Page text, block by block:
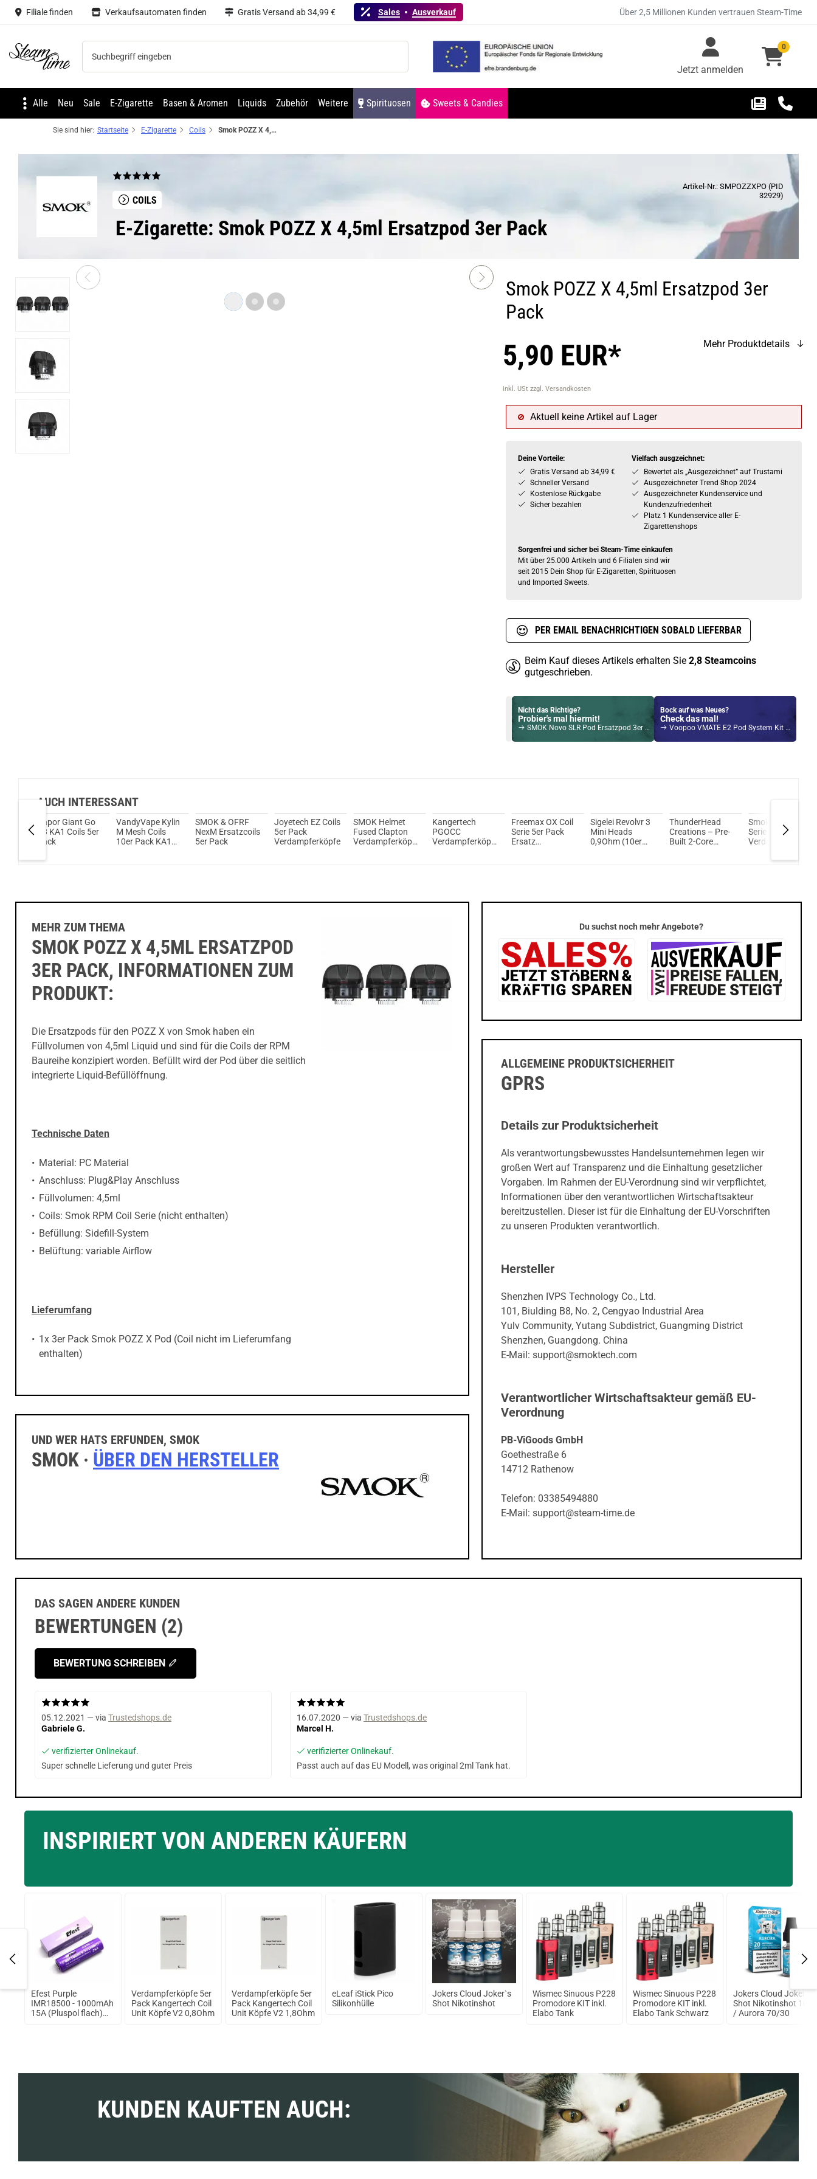
Filiale finden Verkaufsautomaten finden Gratis Versand ab 34,99 € Sales Ausverkauf Über 2,5 Millionen Kunden vertrauen Steam-Time
Steam time Jetzt anmelden
0
Alle Neu Sale E-Zigarette Basen & Aromen Liquids Zubehör Weitere Spirituosen Sweets & Candies
Sie sind hier: Startseite E-Zigarette Coils Smok POZZ X 4,5ml Ersatzpod 3er Pack
COILS
Artikel-Nr.: SMPOZZXPO (PID
32929)
E-Zigarette: Smok POZZ X 4,5ml Ersatzpod 3er Pack
Smok POZZ X 4,5ml Ersatzpod 3er
Pack
5,90 EUR*
inkl. USt zzgl. Versandkosten
Mehr Produktdetails
Aktuell keine Artikel auf Lager
Deine Vorteile:
Gratis Versand ab 34,99 €
Schneller Versand
Kostenlose Rückgabe
Sicher bezahlen
Vielfach ausgzeichnet:
Bewertet als „Ausgezeichnet” auf Trustami
Ausgezeichneter Trend Shop 2024
Ausgezeichneter Kundenservice und
Kundenzufriedenheit
Platz 1 Kundenservice aller E-
Zigarettenshops
Sorgenfrei und sicher bei Steam-Time einkaufen
Mit über 25.000 Artikeln und 6 Filialen sind wir
seit 2015 Dein Shop für E-Zigaretten, Spirituosen
und Imported Sweets.
PER EMAIL BENACHRICHTIGEN SOBALD LIEFERBAR
Beim Kauf dieses Artikels erhalten Sie 2,8 Steamcoins
gutgeschrieben.
Nicht das Richtige?
Probier's mal hiermit!
SMOK Novo SLR Pod Ersatzpod 3er Pack 0,4Ohm
Bock auf was Neues?
Check das mal!
Voopoo VMATE E2 Pod System Kit Schwarz
AUCH INTERESSANT
Vapor Giant Go
V3 KA1 Coils 5er
Pack
VandyVape Kylin
M Mesh Coils
10er Pack KA1
SMOK & OFRF
NexM Ersatzcoils
5er Pack
Joyetech EZ Coils
5er Pack
Verdampferköpfe
SMOK Helmet
Fused Clapton
Verdampferköpfe
Kangertech
PGOCC
Verdampferköpfe
Freemax OX Coil
Serie 5er Pack
Ersatz
Sigelei Revolvr 3
Mini Heads
0,9Ohm (10er
ThunderHead
Creations – Pre-
Built 2-Core
Smok RPM 2 Coil
Serie 5er Pack
Verdampferköpfe
MEHR ZUM THEMA
SMOK POZZ X 4,5ML ERSATZPOD
3ER PACK, INFORMATIONEN ZUM
PRODUKT:
Die Ersatzpods für den POZZ X von Smok haben ein
Füllvolumen von 4,5ml Liquid und sind für die Coils der RPM
Baureihe konzipiert worden. Befüllt wird der Pod über die seitlich
integrierte Liquid-Befüllöffnung.
Technische Daten
Material: PC Material
Anschluss: Plug&Play Anschluss
Füllvolumen: 4,5ml
Coils: Smok RPM Coil Serie (nicht enthalten)
Befüllung: Sidefill-System
Belüftung: variable Airflow
Lieferumfang
1x 3er Pack Smok POZZ X Pod (Coil nicht im Lieferumfang
enthalten)
UND WER HATS ERFUNDEN, SMOK
SMOK · ÜBER DEN HERSTELLER
Du suchst noch mehr Angebote?
ALLGEMEINE PRODUKTSICHERHEIT
GPRS
Details zur Produktsicherheit
Als verantwortungsbewusstes Handelsunternehmen legen wir
großen Wert auf Transparenz und die Einhaltung gesetzlicher
Vorgaben. Im Rahmen der EU-Verordnung sind wir verpflichtet,
Informationen über den verantwortlichen Wirtschaftsakteur
bereitzustellen. Dieser ist für die Einhaltung der EU-Vorschriften
zu unseren Produkten verantwortlich.
Hersteller
Shenzhen IVPS Technology Co., Ltd.
101, Biulding B8, No. 2, Cengyao Industrial Area
Yulv Community, Yutang Subdistrict, Guangming District
Shenzhen, Guangdong. China
E-Mail: support@smoktech.com
Verantwortlicher Wirtschaftsakteur gemäß EU-
Verordnung
PB-ViGoods GmbH
Goethestraße 6
14712 Rathenow
Telefon: 03385494880
E-Mail: support@steam-time.de
DAS SAGEN ANDERE KUNDEN
BEWERTUNGEN (2)
BEWERTUNG SCHREIBEN
05.12.2021 — via Trustedshops.de
Gabriele G.
verifizierter Onlinekauf.
Super schnelle Lieferung und guter Preis
16.07.2020 — via Trustedshops.de
Marcel H.
verifizierter Onlinekauf.
Passt auch auf das EU Modell, was original 2ml Tank hat.
INSPIRIERT VON ANDEREN KÄUFERN
Efest Purple
IMR18500 - 1000mAh
15A (Pluspol flach)
Verdampferköpfe 5er
Pack Kangertech Coil
Unit Köpfe V2 0,8Ohm
Verdampferköpfe 5er
Pack Kangertech Coil
Unit Köpfe V2 1,8Ohm
eLeaf iStick Pico
Silikonhülle
Jokers Cloud Joker`s
Shot Nikotinshot
Wismec Sinuous P228
Promodore KIT inkl.
Elabo Tank
Wismec Sinuous P228
Promodore KIT inkl.
Elabo Tank Schwarz
Jokers Cloud Joker`s
Shot Nikotinshot 10ml
/ Aurora 70/30
KUNDEN KAUFTEN AUCH: